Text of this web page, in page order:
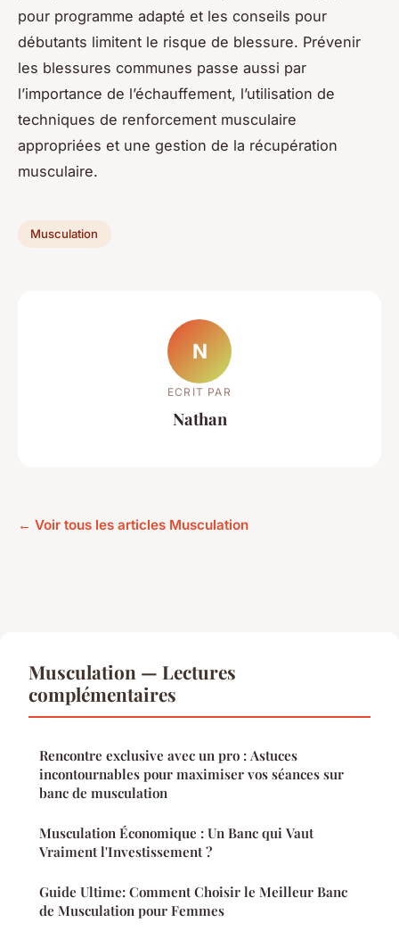
pour programme adapté et les conseils pour
débutants limitent le risque de blessure. Prévenir
les blessures communes passe aussi par
l’importance de l’échauffement, l’utilisation de
techniques de renforcement musculaire
appropriées et une gestion de la récupération
musculaire.
Musculation
N
ECRIT PAR
Nathan
← Voir tous les articles Musculation
Musculation — Lectures
complémentaires
Rencontre exclusive avec un pro : Astuces
incontournables pour maximiser vos séances sur
banc de musculation
Musculation Économique : Un Banc qui Vaut
Vraiment l'Investissement ?
Guide Ultime: Comment Choisir le Meilleur Banc
de Musculation pour Femmes